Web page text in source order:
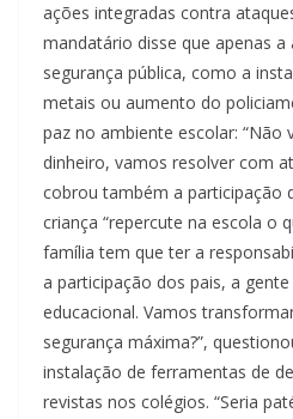
ações integradas contra
mandatário disse que apenas
segurança pública, como a
metais ou aumento do
paz no ambiente escolar: “Não
dinheiro, vamos resolver com
cobrou também a participação
criança “repercute na escola o
família tem que ter a
a participação dos pais, a
educacional. Vamos
segurança máxima?”,
instalação de ferramentas de
revistas nos colégios. “Seria